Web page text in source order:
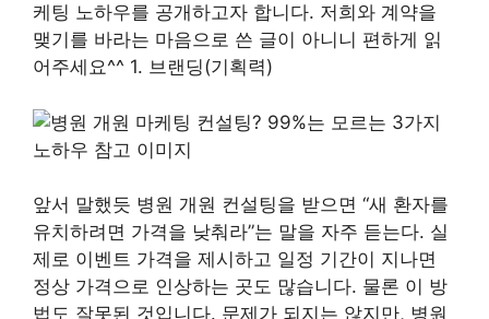
케팅 노하우를 공개하고자 합니다. 저희와 계약을
맺기를 바라는 마음으로 쓴 글이 아니니 편하게 읽
어주세요^^ 1. 브랜딩(기획력)
앞서 말했듯 병원 개원 컨설팅을 받으면 “새 환자를
유치하려면 가격을 낮춰라”는 말을 자주 듣는다. 실
제로 이벤트 가격을 제시하고 일정 기간이 지나면
정상 가격으로 인상하는 곳도 많습니다. 물론 이 방
법도 잘못된 것입니다. 문제가 되지는 않지만, 병원